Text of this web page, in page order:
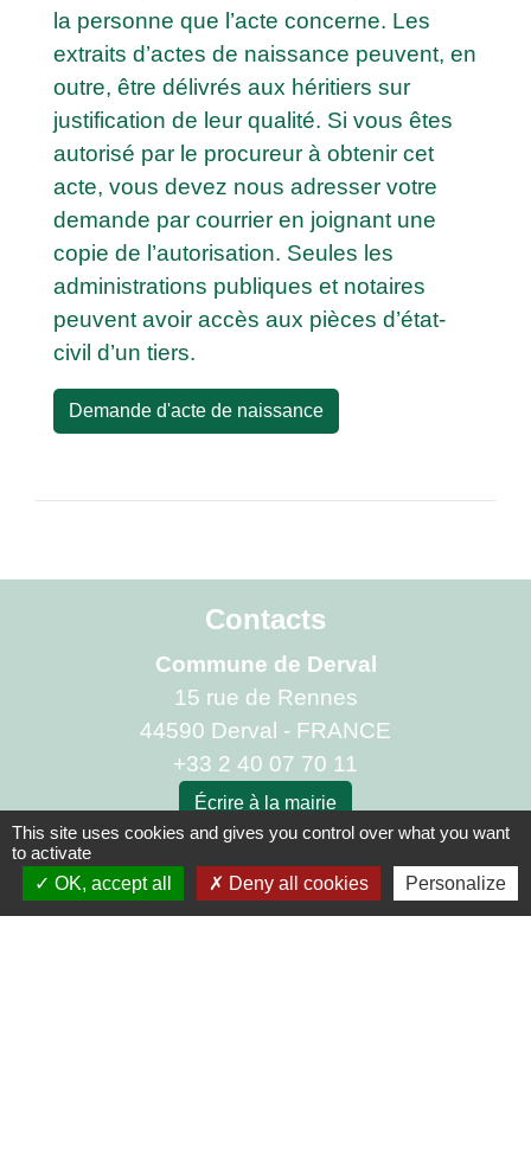
la personne que l’acte concerne. Les
extraits d’actes de naissance peuvent, en
outre, être délivrés aux héritiers sur
justification de leur qualité. Si vous êtes
autorisé par le procureur à obtenir cet
acte, vous devez nous adresser votre
demande par courrier en joignant une
copie de l’autorisation. Seules les
administrations publiques et notaires
peuvent avoir accès aux pièces d’état-
civil d’un tiers.
Demande d'acte de naissance
Contacts
Commune de Derval
15 rue de Rennes
44590 Derval - FRANCE
+33 2 40 07 70 11
Écrire à la mairie
Horaires
Ouvert du lundi au vendredi de 8h30 à 12h00 et
This site uses cookies and gives you control over what you want
to activate
OK, accept all
Deny all cookies Personalize